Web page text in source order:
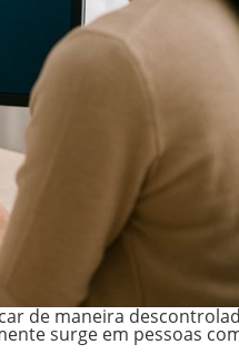
de maneira
surge em pessoas